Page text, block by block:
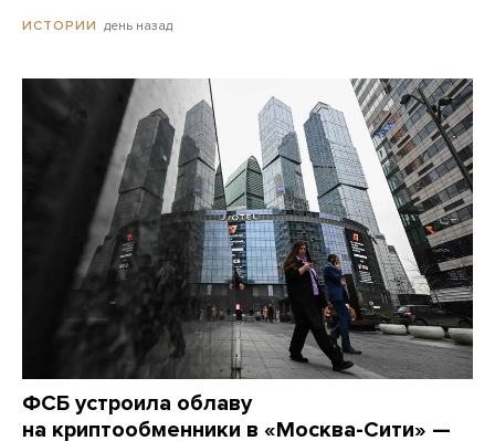
ИСТОРИИ день назад
ФСБ устроила облаву
на криптообменники в «Москва-Сити» —